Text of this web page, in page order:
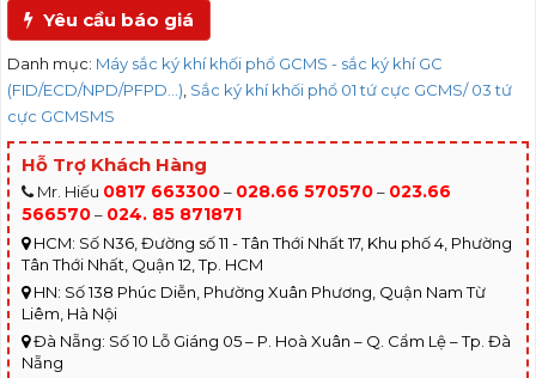
Yêu cầu báo giá
Danh mục: Máy sắc ký khí khối phổ GCMS - sắc ký khí GC
(FID/ECD/NPD/PFPD...), Sắc ký khí khối phổ 01 tứ cực GCMS/ 03 tứ
cực GCMSMS
Hỗ Trợ Khách Hàng
Mr. Hiếu 0817 663300– 028.66 570570– 023.66
566570– 024. 85 871871
HCM: Số N36, Đường số 11 - Tân Thới Nhất 17, Khu phố 4, Phường
Tân Thới Nhất, Quận 12, Tp. HCM
HN: Số 138 Phúc Diễn, Phường Xuân Phương, Quận Nam Từ
Liêm, Hà Nội
Đà Nẵng: Số 10 Lỗ Giáng 05 – P. Hoà Xuân – Q. Cẩm Lệ – Tp. Đà
Nẵng